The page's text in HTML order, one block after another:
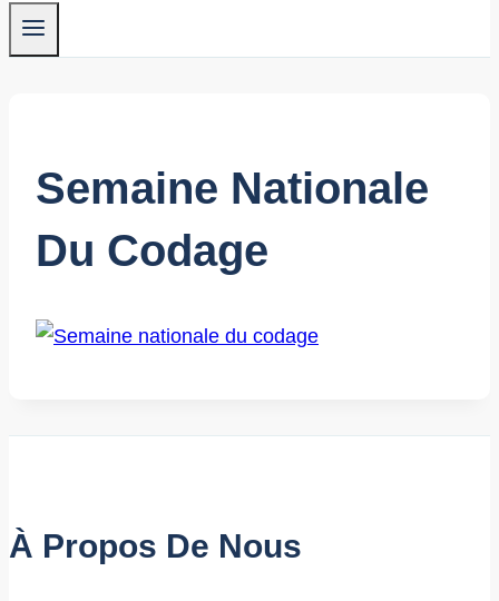
Semaine Nationale
Du Codage
À Propos De Nous